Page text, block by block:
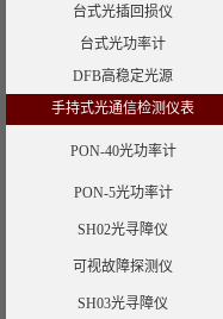
台式光插回损仪
台式光功率计
DFB高稳定光源
手持式光通信检测仪表
PON-40光功率计
PON-5光功率计
SH02光寻障仪
可视故障探测仪
SH03光寻障仪